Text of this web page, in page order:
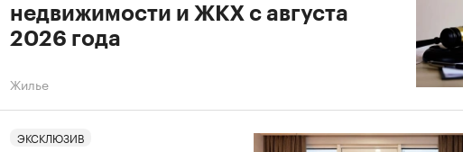
Жилье
недвижимости и ЖКХ с августа
2026 года
ЭКСКЛЮЗИВ